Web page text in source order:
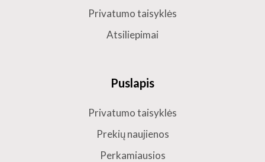
Puslapis
Privatumo taisyklės
Prekių naujienos
Perkamiausios
Privatumo taisyklės
Atsiliepimai